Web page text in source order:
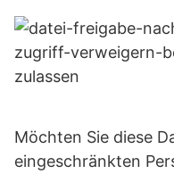
Möchten Sie diese
eingeschränkten